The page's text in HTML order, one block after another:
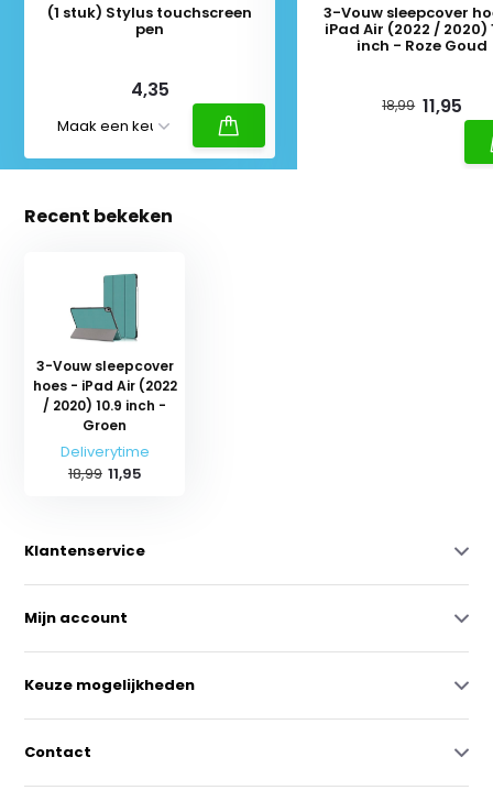
(1 stuk) Stylus touchscreen
pen
4,35
3-Vouw sleepcover
iPad Air (2022 / 2020)
inch - Roze Goud
18,99 11,95
Recent bekeken
3-Vouw sleepcover
hoes - iPad Air (2022
/ 2020) 10.9 inch -
Groen
Deliverytime
18,99 11,95
Klantenservice
Mijn account
Keuze mogelijkheden
Contact